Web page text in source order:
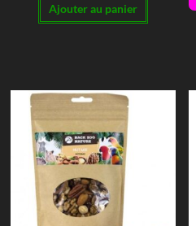
Ajouter au panier